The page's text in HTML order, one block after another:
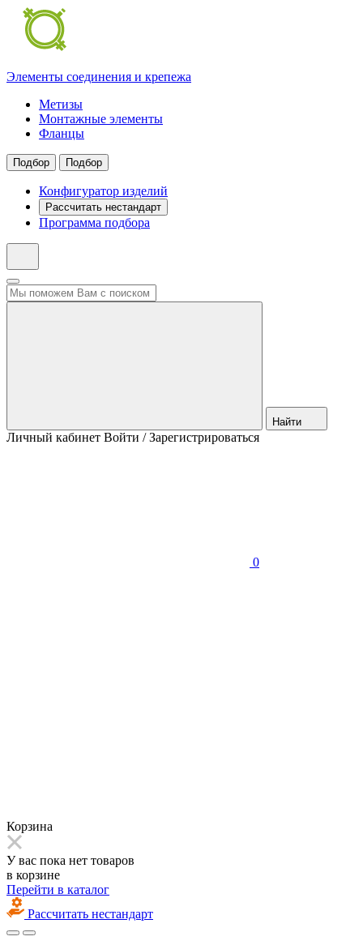
Элементы соединения и крепежа
Метизы
Монтажные элементы
Фланцы
Подбор Подбор
Конфигуратор изделий
Рассчитать нестандарт
Программа подбора
Найти
Личный кабинет Войти / Зарегистрироваться
0
Корзина
У вас пока нет товаров
в корзине
Перейти в каталог
Рассчитать нестандарт